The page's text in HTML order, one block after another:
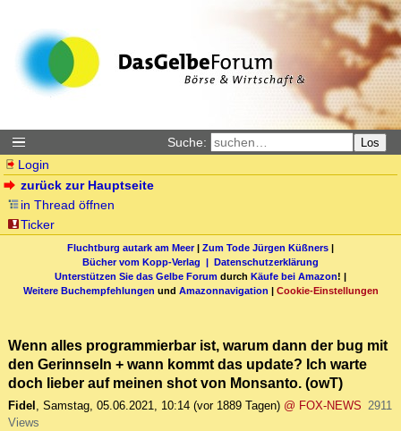
Suche: Los
Login
zurück zur Hauptseite
in Thread öffnen
Ticker
Fluchtburg autark am Meer| Zum Tode Jürgen Küßners |
Bücher vom Kopp-Verlag | Datenschutzerklärung
Unterstützen Sie das Gelbe Forum durch Käufe bei Amazon! |
Weitere Buchempfehlungen und Amazonnavigation | Cookie-Einstellungen
Wenn alles programmierbar ist, warum dann der bug mit
den Gerinnseln + wann kommt das update? Ich warte
doch lieber auf meinen shot von Monsanto. (owT)
Fidel , Samstag, 05.06.2021, 10:14 (vor 1889 Tagen) @ FOX-NEWS 2911
Views